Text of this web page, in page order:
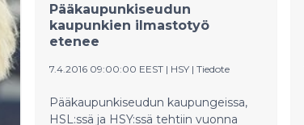
Decision Makers) 21.11.−23.11.2018.
Maa- ja metsätalousministeri Jari
Leppä ja hänen ruotsalainen
metsäbiotaloudesta ja metsien
torjumisessa heti Metsäakatemian
Pääkaupunkiseudun
kaupunkien ilmastotyö
etenee
7.4.2016 09:00:00 EEST | HSY | Tiedote
Pääkaupunkiseudun kaupungeissa,
HSL:ssä ja HSY:ssä tehtiin vuonna